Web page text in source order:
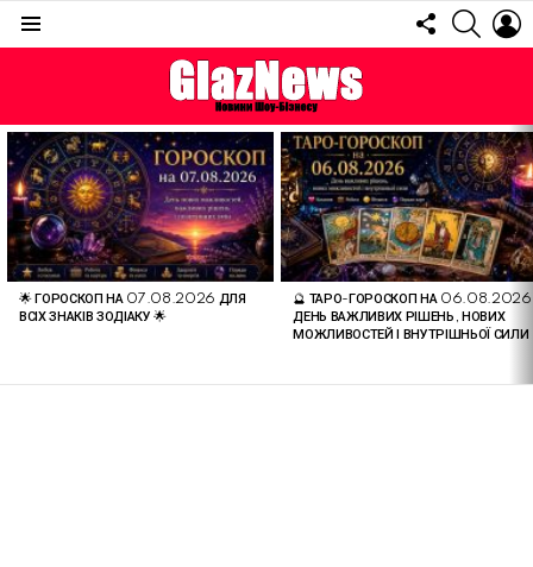
FOLLOW
US
ОСТАННІ
СТАТТІ
🌟 ГОРОСКОП НА 07.08.2026 ДЛЯ
ВСІХ ЗНАКІВ ЗОДІАКУ 🌟
🔮 ТАРО-ГОРОСКОП НА
ДЕНЬ ВАЖЛИВИХ РІШЕНЬ, НОВИХ
МОЖЛИВОСТЕЙ І ВНУТРІШНЬОЇ СИЛИ